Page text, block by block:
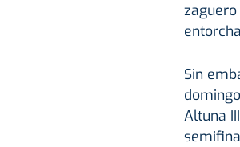
Sin
Altuna